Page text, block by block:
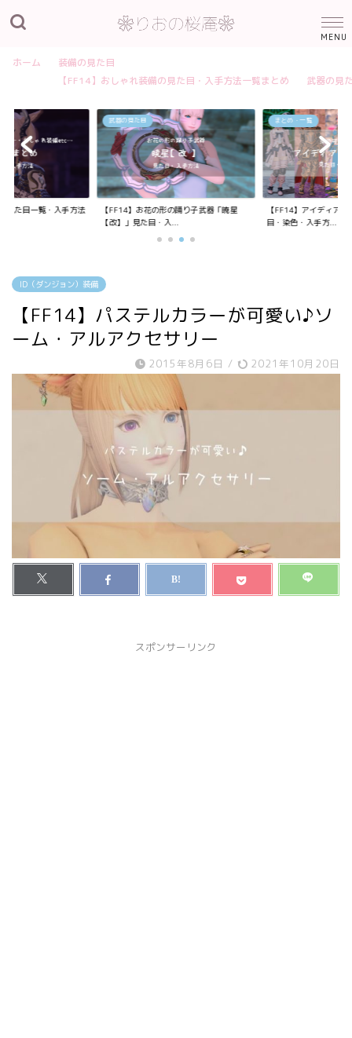
ホーム
装備の見た目
【FF14】おしゃれ装備の見た目・入手方法一覧まとめ
武器の見
見た目一覧・入手方法
武器の見た目
【FF14】お花の形の踊り子武器「暁星
【改】」見た目・入...
まとめ・一覧
【FF14】アイディア
目・染色・入手方...
ID（ダンジョン）装備
【FF14】パステルカラーが可愛い♪ソ
ーム・アルアクセサリー
2015年8月6日 / 2021年10月20日
スポンサーリンク